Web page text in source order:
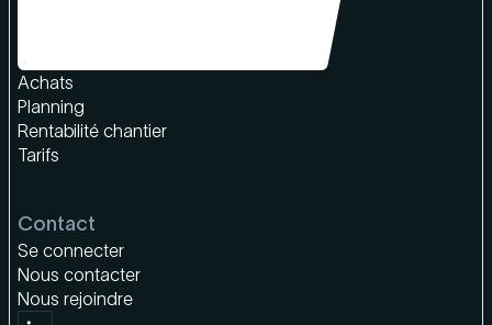
Achats
Planning
Rentabilité chantier
Tarifs
Contact
Se connecter
Nous contacter
Nous rejoindre